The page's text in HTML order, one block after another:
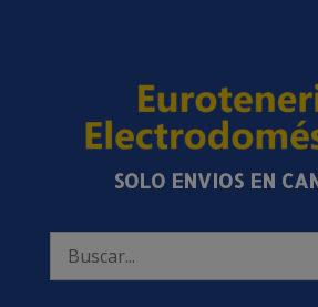
SOLO ENVIOS EN